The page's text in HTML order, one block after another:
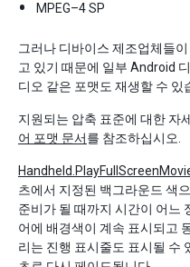
MPEG–4 SP
그러나 디바이스 제조업체들
고 있기 때문에 일부 Android
디오 같은 포맷도 재생할 수 있
지원되는 압축 표준에 대한 자
어 포맷 문서를 참조하십시오.
츠에서 지정된 백그라운드 색
준비가 될 때까지 시간이 어느
어에 배경색이 계속 표시되고
리는 진행 표시줄도 표시될 수